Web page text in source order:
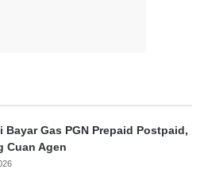
Bayar Gas PGN Prepaid Postpaid,
Cuan Agen